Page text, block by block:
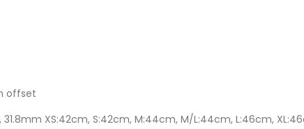
offset
XS:42cm, S:42cm, M:44cm, M/L:44cm, L:46cm,